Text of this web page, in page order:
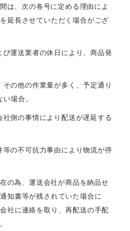
は、次の各号に定める理由によ
延長させていただく場合がござ
運送業者の休日により、商品発
の他の作業量が多く、予定通り
場合。
側の事情により配送が遅延する
の不可抗力事由により物流が停
の為、運送会社が商品を納品せ
知書等が残されていた場合に
社に連絡を取り、再配送の手配